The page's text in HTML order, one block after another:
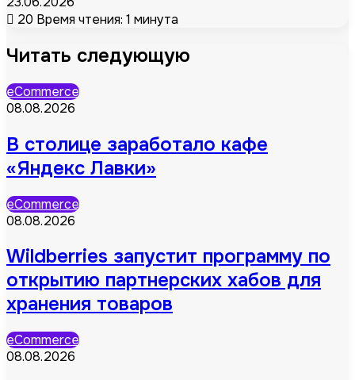
20 Время чтения: 1 минута
Читать следующую
eCommerce
08.08.2026
В столице заработало кафе
«Яндекс Лавки»
eCommerce
08.08.2026
Wildberries запустит программу по
открытию партнерских хабов для
хранения товаров
eCommerce
08.08.2026